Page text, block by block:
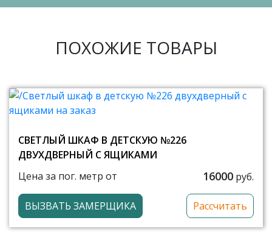
ПОХОЖИЕ ТОВАРЫ
СВЕТЛЫЙ ШКАФ В ДЕТСКУЮ №226
ДВУХДВЕРНЫЙ С ЯЩИКАМИ
Цена за пог. метр от
16000 руб.
ВЫЗВАТЬ ЗАМЕРЩИКА Рассчитать